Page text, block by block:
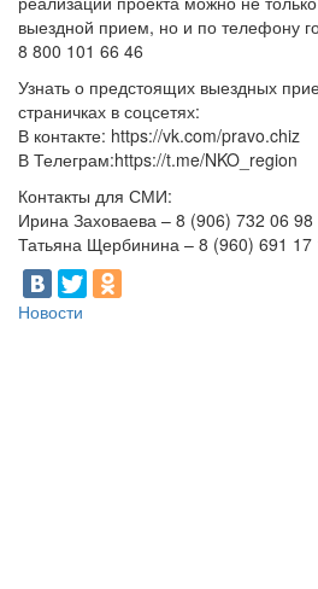
выездной прием, но и по телефону
8 800 101 66 46
Узнать о предстоящих выездных
страничках в соцсетях:
В контакте: https://vk.com/pravo.chiz
В Телеграм:https://t.me/NKO_region
Контакты для СМИ:
Ирина Заховаева – 8 (906) 732 06 98
Татьяна Щербинина – 8 (960) 691 17
Новости